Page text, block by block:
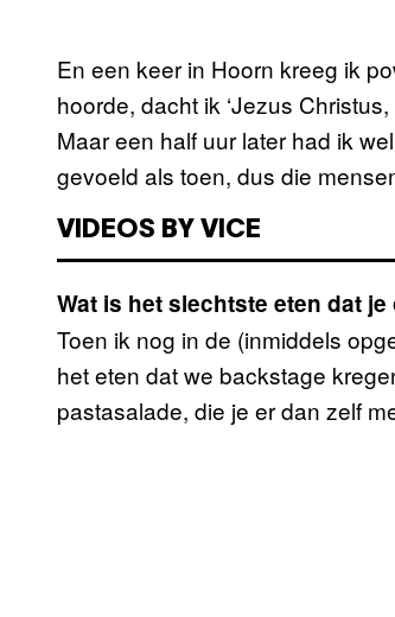
En een keer in Hoorn kreeg ik
hoorde, dacht ik ‘Jezus
Maar een half uur later had ik
gevoeld als toen, dus die
VIDEOS BY VICE
Wat is het slechtste eten dat
Toen ik nog in de (inmiddels
het eten dat we backstage
pastasalade, die je er dan zelf